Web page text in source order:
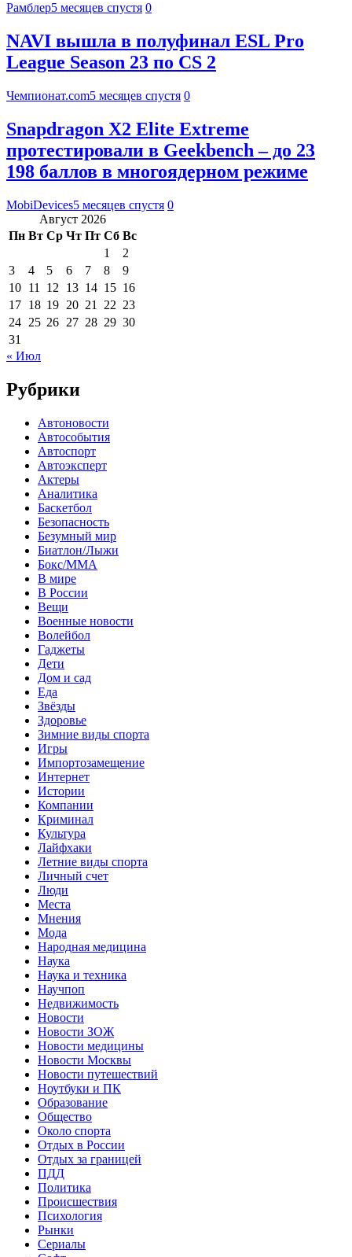
Рамблер5 месяцев спустя 0
NAVI вышла в полуфинал ESL Pro
League Season 23 по CS 2
Чемпионат.com5 месяцев спустя 0
Snapdragon X2 Elite Extreme
протестировали в Geekbench – до 23
198 баллов в многоядерном режиме
MobiDevices5 месяцев спустя 0
Август 2026
Пн Вт Ср Чт Пт Сб Вс
1
2
3
4 5 6 7 8
9
10 11 12 13 14 15 16
17 18 19 20 21 22 23
24 25 26 27 28 29 30
31
« Июл
Рубрики
Автоновости
Автособытия
Автоспорт
Автоэксперт
Актеры
Аналитика
Баскетбол
Безопасность
Безумный мир
Биатлон/Лыжи
Бокс/MMA
В мире
В России
Вещи
Военные новости
Волейбол
Гаджеты
Дети
Дом и сад
Еда
Звёзды
Здоровье
Зимние виды спорта
Игры
Импортозамещение
Интернет
Истории
Компании
Криминал
Культура
Лайфхаки
Летние виды спорта
Личный счет
Люди
Места
Мнения
Мода
Народная медицина
Наука
Наука и техника
Научпоп
Недвижимость
Новости
Новости ЗОЖ
Новости медицины
Новости Москвы
Новости путешествий
Ноутбуки и ПК
Образование
Общество
Около спорта
Отдых в России
Отдых за границей
ПДД
Политика
Происшествия
Психология
Рынки
Сериалы